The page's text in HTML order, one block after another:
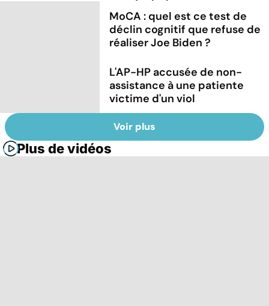
MoCA : quel est ce test de
déclin cognitif que refuse de
réaliser Joe Biden ?
L'AP-HP accusée de non-
assistance à une patiente
victime d'un viol
Voir plus
Plus de vidéos